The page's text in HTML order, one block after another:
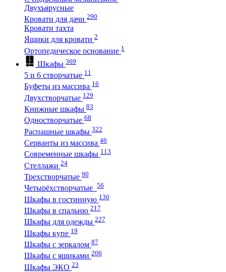
Двухъярусные
Кровати для дачи 290
Кровати тахта
Ящики для кровати 2
Ортопедическое основание 1
Шкафы 369
5 и 6 створчатые 11
Буфеты из массива 16
Двухстворчатые 129
Книжные шкафы 83
Одностворчатые 68
Распашные шкафы 322
Серванты из массива 46
Современные шкафы 113
Стеллажи 24
Трехстворчатые 90
Четырёхстворчатые 56
Шкафы в гостинную 130
Шкафы в спальню 217
Шкафы для одежды 227
Шкафы купе 19
Шкафы с зеркалом 87
Шкафы с ящиками 206
Шкафы ЭКО 23